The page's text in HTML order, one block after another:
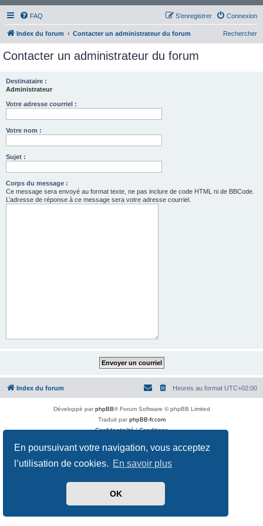
En poursuivant votre navigation, vous acceptez
l’utilisation de cookies. En savoir plus
OK
FAQ Connexion
S’enregistrer
Index du forum Contacter un administrateur du forum Rechercher
Contacter un administrateur du forum
Destinataire :
Administrateur
Votre adresse courriel :
Votre nom :
Sujet :
Corps du message :
Ce message sera envoyé au format texte, ne pas inclure de code HTML ni de BBCode.
L’adresse de réponse à ce message sera votre adresse courriel.
Index du forum Heures au format UTC+02:00
Développé parphpBB® Forum Software © phpBB Limited
Traduit parphpBB-fr.com
Confidentialité|Conditions